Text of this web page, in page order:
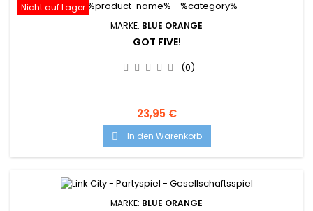
Nicht auf Lager
MARKE: BLUE ORANGE
GOT FIVE!
(0)
23,95 €
 In den Warenkorb
MARKE: BLUE ORANGE